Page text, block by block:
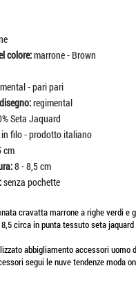
colore:marrone - Brown
- pari pari
regimental
Seta Jaquard
filo - prodotto italiano
cm
8 - 8,5 cm
senza pochette
cravatta marrone a righe verdi e
circa in punta tessuto seta
abbigliamento accessori uomo
segui le nuve tendenze moda